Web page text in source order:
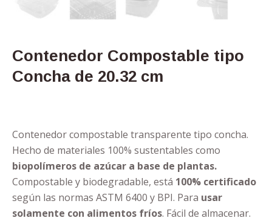
Contenedor Compostable tipo
Concha de 20.32 cm
Contenedor compostable transparente tipo concha.
Hecho de materiales 100% sustentables como
biopolímeros de azúcar a base de plantas.
Compostable y biodegradable, está 100% certificado
según las normas ASTM 6400 y BPI. Para usar
solamente con alimentos fríos. Fácil de almacenar.